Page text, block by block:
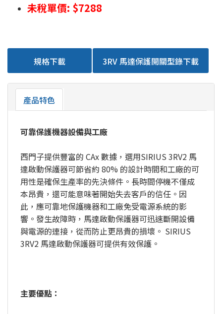
未稅單價: $7288
規格下載 3RV 馬達保護開關型錄下載
產品特色
可靠保護機器設備與工廠
西門子提供豐富的 CAx 數據，選用SIRIUS 3RV2 馬
達啟動保護器可節省約 80% 的設計時間和工廠的可
用性是確保生產率的先決條件。長時間停機不僅成
本昂貴，還可能意味著開始失去客戶的信任。因
此，應可靠地保護機器和工廠免受電源系統的影
響。發生故障時，馬達啟動保護器可迅速斷開設備
與電源的連接，從而防止更昂貴的損壞。 SIRIUS
3RV2 馬達啟動保護器可提供有效保護。
主要優點：